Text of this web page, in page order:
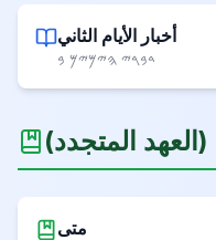
أخبار الأيام الثاني
𐤃𐤁𐤓𐤉 𐤄𐤉𐤌𐤉𐤌 𐤁
( العهد المتجدد)
متى